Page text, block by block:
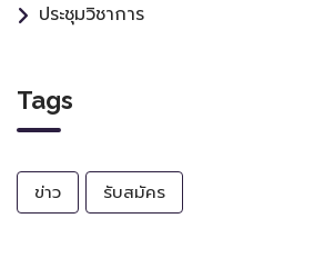
ประชุมวิชาการ
Tags
ข่าว รับสมัคร